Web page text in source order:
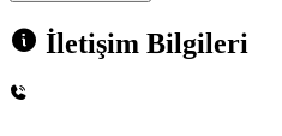
İletişim Bilgileri